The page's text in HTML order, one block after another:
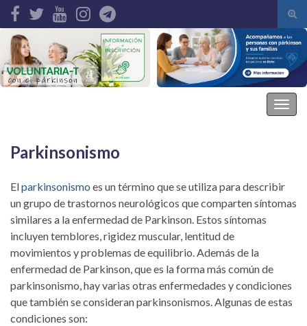
de
Search for:
Parkinsonismo
Elparkinsonismo es un término que se utiliza para describir
un grupo de trastornos neurológicos que comparten síntomas
similares a la enfermedad de Parkinson. Estos síntomas
incluyen temblores, rigidez muscular, lentitud de
movimientos y problemas de equilibrio. Además de la
enfermedad de Parkinson, que es la forma más común de
parkinsonismo, hay varias otras enfermedades y condiciones
que también se consideran parkinsonismos. Algunas de estas
condiciones son: